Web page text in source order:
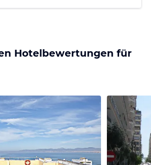
Hotelbewertungen für